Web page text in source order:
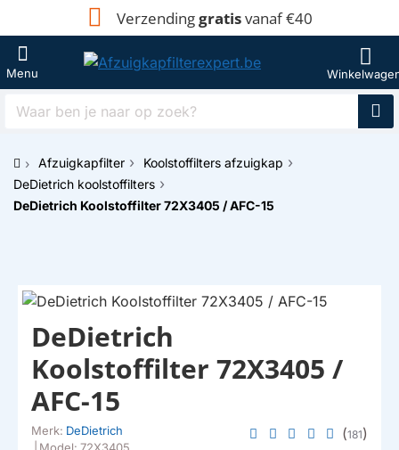
Verzendinggratisvanaf €40
Waar
naar
op
zoek?
h
o
Afzuigkapfilter
Koolstoffilters afzuigkap
DeDietrich koolstoffilters
DeDietrich Koolstoffilter 72X3405 / AFC-15
DeDietrich
Koolstoffilter 72X3405 /
AFC-15
Merk: DeDietrich
(181)